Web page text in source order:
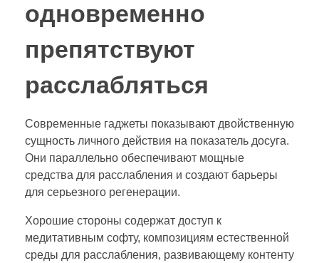
одновременно
препятствуют
расслабляться
Современные гаджеты показывают двойственную
сущность личного действия на показатель досуга.
Они параллельно обеспечивают мощные
средства для расслабления и создают барьеры
для серьезного регенерации.
Хорошие стороны содержат доступ к
медитативным софту, композициям естественной
среды для расслабления, развивающему контенту